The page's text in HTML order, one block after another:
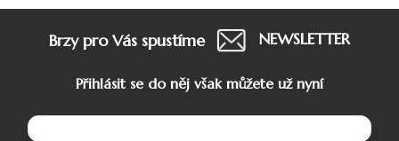
Brzy pro Vás spustíme NEWSLETTER
Přihlásit se do něj však můžete už nyní